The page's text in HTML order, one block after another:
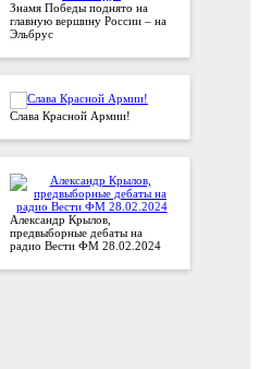
Знамя Победы поднято на
главную вершину России – на
Эльбрус
Слава Красной Армии!
Александр Крылов,
предвыборные дебаты на
радио Вести ФМ 28.02.2024